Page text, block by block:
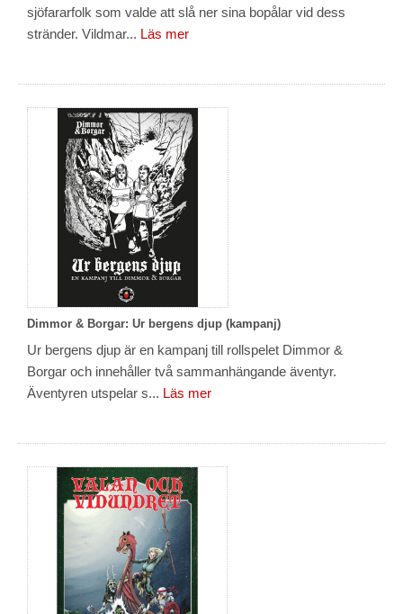
sjöfararfolk som valde att slå ner sina bopålar vid dess
stränder. Vildmar... Läs mer
Dimmor & Borgar: Ur bergens djup (kampanj)
Ur bergens djup är en kampanj till rollspelet Dimmor &
Borgar och innehåller två sammanhängande äventyr.
Äventyren utspelar s... Läs mer